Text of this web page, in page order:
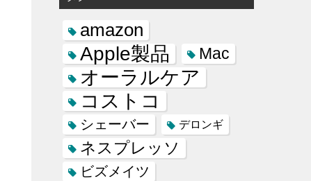
amazon
Apple製品 Mac
オーラルケア
コストコ
シェーバー デロンギ
ネスプレッソ
ビズメイツ